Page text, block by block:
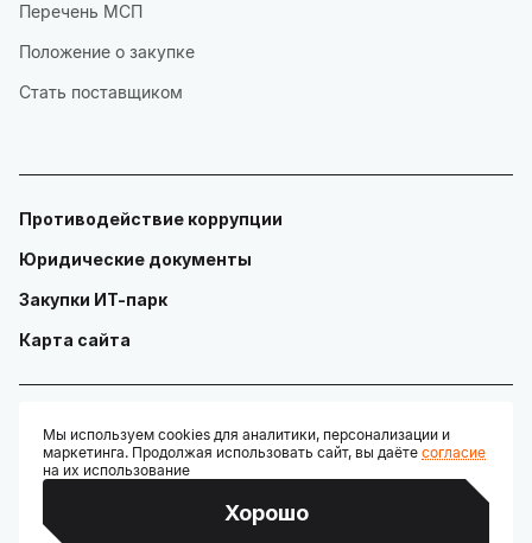
Перечень МСП
Положение о закупке
Стать поставщиком
Противодействие коррупции
Юридические документы
Закупки ИТ-парк
Карта сайта
© ГАУ "Технопарк в сфере высоких технологий «ИТ-парк»"
Разработано:
Мы используем cookies для аналитики, персонализации и
маркетинга. Продолжая использовать сайт, вы даёте согласие
на их использование
Хорошо